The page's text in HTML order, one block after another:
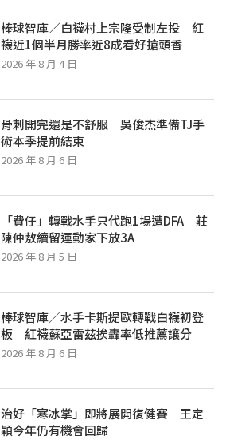
棒球智庫／白襪村上宗隆受制左投 紅
襪近1個半月勝率近8成看好搶頭香
2026 年 8 月 4 日
骨刺開完還是不舒服 吳俊杰準備TJ手
術本季提前結束
2026 年 8 月 6 日
「費仔」轉戰水手只代跑1場遭DFA 莊
陳仲敖續留運動家下放3A
2026 年 8 月 5 日
棒球智庫／水手卡斯提歐轉戰白襪初登
板 紅襪蘇亞雷茲挨轟率低推薦讓分
2026 年 8 月 6 日
治好「寒冰掌」即將展開復健賽 王定
穎今年仍有機會回歸